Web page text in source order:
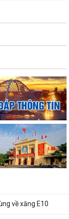
giảm thiểu lao
phổ thông năm
về xăng E10
nhập thôn
cá thể Tổng điều tra
viên chức đơn vị sự
xã An Khánh (khu